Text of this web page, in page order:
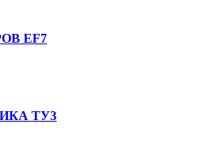
EF7
ТУ3